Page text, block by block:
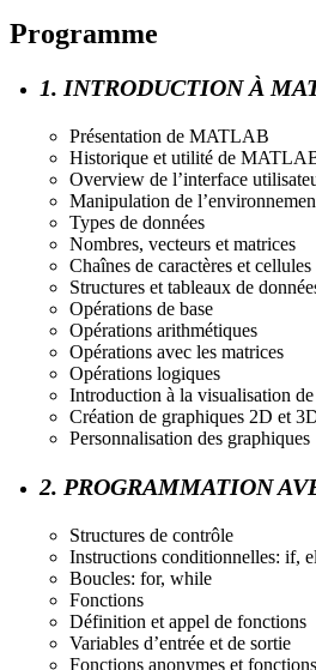
Programme
1. INTRODUCTION À
Présentation de MATLAB
Historique et utilité de
Overview de l’interface
Manipulation de
Types de données
Nombres, vecteurs et matrices
Chaînes de caractères et cellules
Structures et tableaux de
Opérations de base
Opérations arithmétiques
Opérations avec les matrices
Opérations logiques
Introduction à la visualisation de
Création de graphiques 2D et
Personnalisation des graphiques
2. PROGRAMMATION
Structures de contrôle
Instructions conditionnelles: if,
Boucles: for, while
Fonctions
Définition et appel de fonctions
Variables d’entrée et de sortie
Fonctions anonymes et